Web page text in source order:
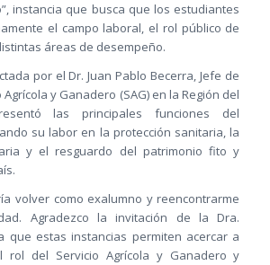
instancia que busca que los estudiantes
el campo laboral, el rol público de
áreas de desempeño.
por el Dr. Juan Pablo Becerra, Jefe de
y Ganadero (SAG) en la Región del
las principales funciones del
su labor en la protección sanitaria, la
y el resguardo del patrimonio fito y
volver como exalumno y reencontrarme
Agradezco la invitación de la Dra.
que estas instancias permiten acercar a
rol del Servicio Agrícola y Ganadero y